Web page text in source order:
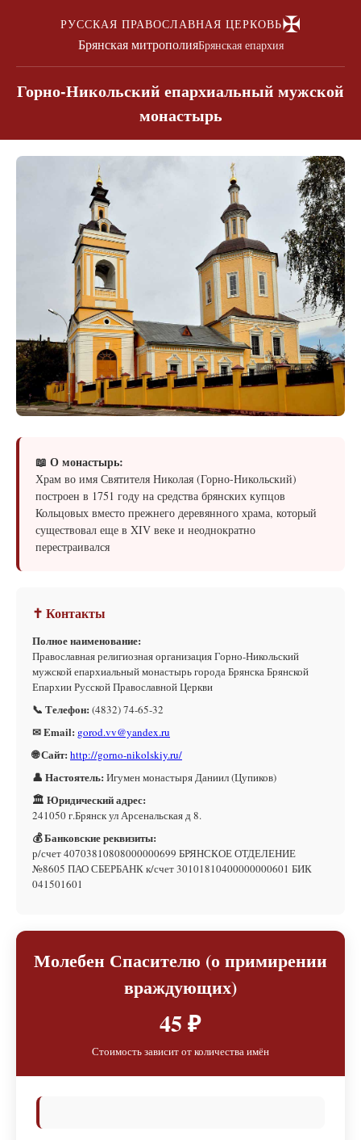
РУССКАЯ ПРАВОСЛАВНАЯ ЦЕРКОВЬ✠
Брянская митрополияБрянская епархия
Горно-Никольский епархиальный мужской
монастырь
📖 О монастырь:
Храм во имя Святителя Николая (Горно-Никольский)
построен в 1751 году на средства брянских купцов
Кольцовых вместо прежнего деревянного храма, который
существовал еще в XIV веке и неоднократно
перестраивался
✝ Контакты
Полное наименование:
Православная религиозная организация Горно-Никольский
мужской епархиальный монастырь города Брянска Брянской
Епархии Русской Православной Церкви
📞 Телефон: (4832) 74-65-32
✉ Email: gorod.vv@yandex.ru
🌐 Сайт: http://gorno-nikolskiy.ru/
👤 Настоятель: Игумен монастыря Даниил (Цупиков)
🏛 Юридический адрес:
241050 г.Брянск ул Арсенальская д 8.
💰 Банковские реквизиты:
р/счет 40703810808000000699 БРЯНСКОЕ ОТДЕЛЕНИЕ
№8605 ПАО СБЕРБАНК к/счет 30101810400000000601 БИК
041501601
Молебен Спасителю (о примирении
враждующих)
45 ₽
Стоимость зависит от количества имён